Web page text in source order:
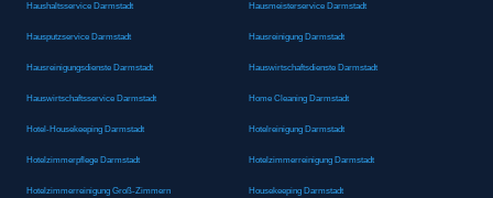
Haushaltsservice Darmstadt Hausmeisterservice Darmstadt
Hausputzservice Darmstadt Hausreinigung Darmstadt
Hausreinigungsdienste Darmstadt Hauswirtschaftsdienste Darmstadt
Hauswirtschaftsservice Darmstadt Home Cleaning Darmstadt
Hotel-Housekeeping Darmstadt Hotelreinigung Darmstadt
Hotelzimmerpflege Darmstadt Hotelzimmerreinigung Darmstadt
Hotelzimmerreinigung Groß-Zimmern Housekeeping Darmstadt